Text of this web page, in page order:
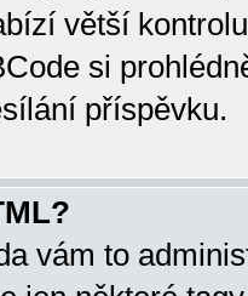
větší
si
příspěvku.
vám to